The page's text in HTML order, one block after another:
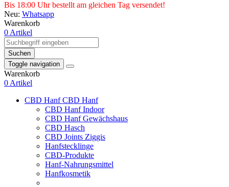
Bis 18:00 Uhr bestellt am gleichen Tag versendet!
Neu: Whatsapp
Warenkorb
0 Artikel
Suchen
Toggle navigation
Warenkorb
0 Artikel
CBD HanfCBD Hanf
CBD Hanf Indoor
CBD Hanf Gewächshaus
CBD Hasch
CBD Joints Ziggis
Hanfstecklinge
CBD-Produkte
Hanf-Nahrungsmittel
Hanfkosmetik